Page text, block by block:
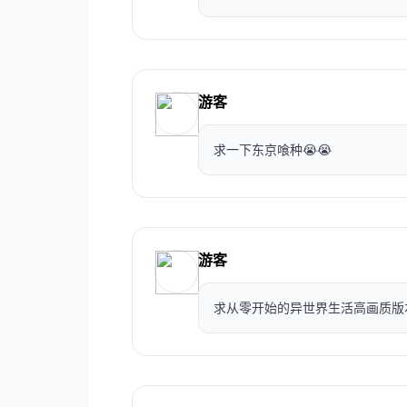
游客
求一下东京喰种😭😭
游客
求从零开始的异世界生活高画质版